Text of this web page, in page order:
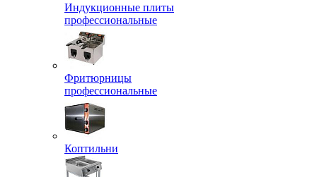
Индукционные плиты
профессиональные
Фритюрницы
профессиональные
Коптильни